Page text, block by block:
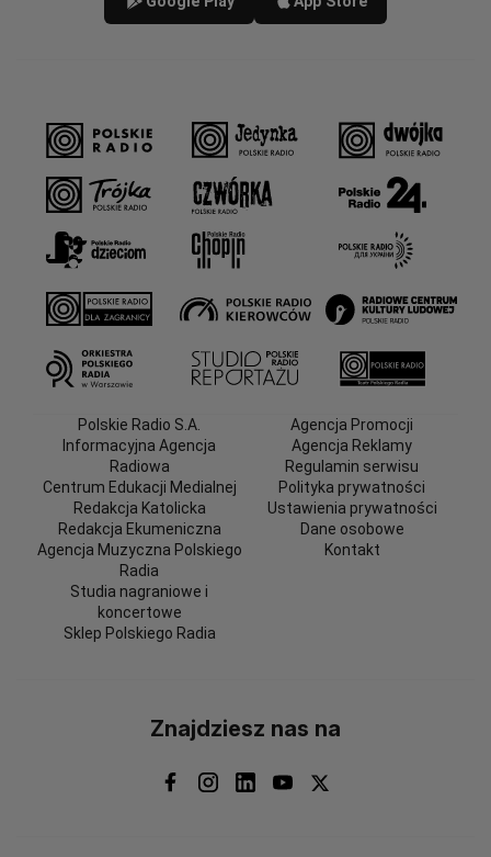
Polskie Radio S.A.
Informacyjna Agencja
Radiowa
Centrum Edukacji Medialnej
Redakcja Katolicka
Redakcja Ekumeniczna
Agencja Muzyczna Polskiego
Radia
Studia nagraniowe i
koncertowe
Sklep Polskiego Radia
Agencja Promocji
Agencja Reklamy
Regulamin serwisu
Polityka prywatności
Ustawienia prywatności
Dane osobowe
Kontakt
Znajdziesz nas na